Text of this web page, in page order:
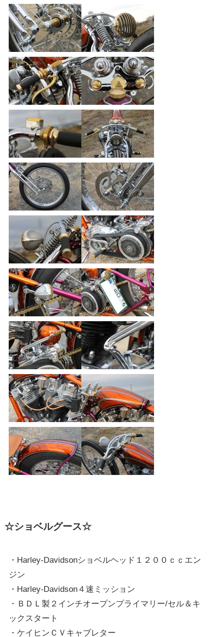
☆ショベルグース☆
・Harley-Davidsonショベルヘッド１２００ｃｃエン
ジン
・Harley-Davidson４速ミッション
・ＢＤＬ製２インチオープンプライマリー/セル＆キ
ックスタート
・ケイヒンＣＶキャブレター